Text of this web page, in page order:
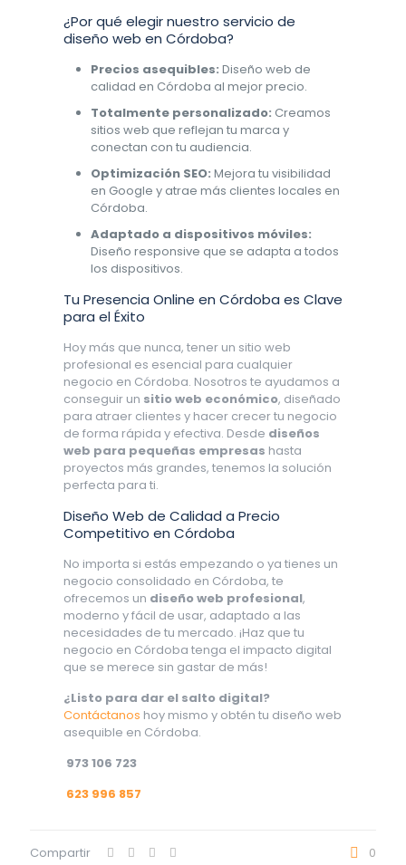
¿Por qué elegir nuestro servicio de
diseño web en Córdoba?
Precios asequibles: Diseño web de
calidad en Córdoba al mejor precio.
Totalmente personalizado: Creamos
sitios web que reflejan tu marca y
conectan con tu audiencia.
Optimización SEO: Mejora tu visibilidad
en Google y atrae más clientes locales en
Córdoba.
Adaptado a dispositivos móviles:
Diseño responsive que se adapta a todos
los dispositivos.
Tu Presencia Online en Córdoba es Clave
para el Éxito
Hoy más que nunca, tener un sitio web
profesional es esencial para cualquier
negocio en Córdoba. Nosotros te ayudamos a
conseguir un sitio web económico, diseñado
para atraer clientes y hacer crecer tu negocio
de forma rápida y efectiva. Desde diseños
web para pequeñas empresas hasta
proyectos más grandes, tenemos la solución
perfecta para ti.
Diseño Web de Calidad a Precio
Competitivo en Córdoba
No importa si estás empezando o ya tienes un
negocio consolidado en Córdoba, te
ofrecemos un diseño web profesional,
moderno y fácil de usar, adaptado a las
necesidades de tu mercado. ¡Haz que tu
negocio en Córdoba tenga el impacto digital
que se merece sin gastar de más!
¿Listo para dar el salto digital?
Contáctanos hoy mismo y obtén tu diseño web
asequible en Córdoba.
973 106 723
623 996 857
Compartir 0